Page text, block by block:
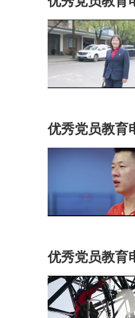
优秀党员教育
优秀党员教育